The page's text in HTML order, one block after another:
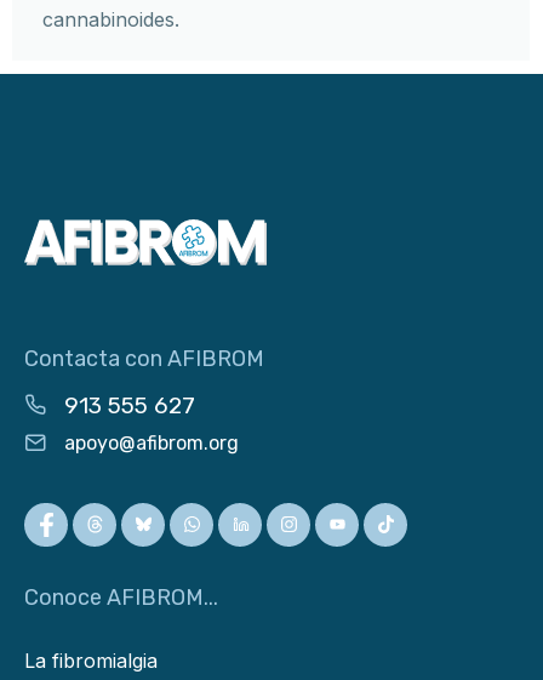
cannabinoides.
Contacta con AFIBROM
913 555 627
apoyo@afibrom.org
Conoce AFIBROM...
La fibromialgia